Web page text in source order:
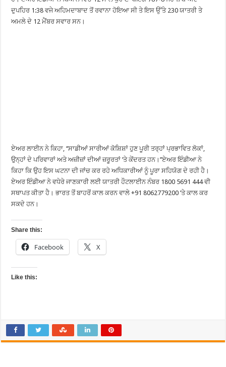
ਦੁਪਹਿਰ 1:38 ਵਜੇ ਅਹਿਮਦਾਬਾਦ ਤੋਂ ਰਵਾਨਾ ਹੋਇਆ ਸੀ ਤੇ ਇਸ ਉੱਤੇ 230 ਯਾਤਰੀ ਤੇ
ਅਮਲੇ ਦੇ 12 ਮੈਂਬਰ ਸਵਾਰ ਸਨ।
ਏਅਰ ਲਾਈਨ ਨੇ ਕਿਹਾ, ‘‘ਸਾਡੀਆਂ ਸਾਰੀਆਂ ਕੋਸ਼ਿਸ਼ਾਂ ਹੁਣ ਪੂਰੀ ਤਰ੍ਹਾਂ ਪ੍ਰਭਾਵਿਤ ਲੋਕਾਂ,
ਉਨ੍ਹਾਂ ਦੇ ਪਰਿਵਾਰਾਂ ਅਤੇ ਅਜ਼ੀਜ਼ਾਂ ਦੀਆਂ ਜ਼ਰੂਰਤਾਂ ’ਤੇ ਕੇਂਦਰਤ ਹਨ।’’ਏਅਰ ਇੰਡੀਆ ਨੇ
ਕਿਹਾ ਕਿ ਉਹ ਇਸ ਘਟਨਾ ਦੀ ਜਾਂਚ ਕਰ ਰਹੇ ਅਧਿਕਾਰੀਆਂ ਨੂੰ ਪੂਰਾ ਸਹਿਯੋਗ ਦੇ ਰਹੀ ਹੈ।
ਏਅਰ ਇੰਡੀਆ ਨੇ ਵਧੇਰੇ ਜਾਣਕਾਰੀ ਲਈ ਯਾਤਰੀ ਹੌਟਲਾਈਨ ਨੰਬਰ 1800 5691 444 ਵੀ
ਸਥਾਪਤ ਕੀਤਾ ਹੈ। ਭਾਰਤ ਤੋਂ ਬਾਹਰੋਂ ਕਾਲ ਕਰਨ ਵਾਲੇ +91 8062779200 ’ਤੇ ਕਾਲ ਕਰ
ਸਕਦੇ ਹਨ।
Share this:
Facebook X
Like this: